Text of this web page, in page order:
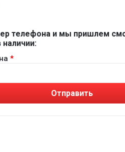
телефона и мы пришлем
наличии:
Отправить